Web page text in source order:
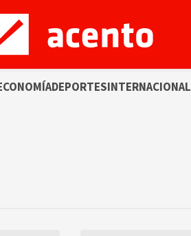
DEPORTESINTERNACIONAL